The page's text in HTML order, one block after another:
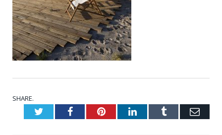
SHARE.
TwitterFacebookPinterestLinkedInTumblr